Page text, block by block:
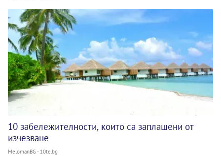
10 забележителности, които са заплашени от
изчезване
MelomanBG - 10te.bg